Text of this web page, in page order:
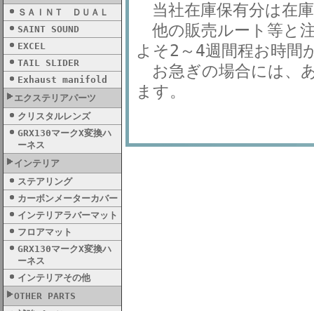
ＳＡＩＮＴ ＤＵＡＬ
SAINT SOUND
EXCEL
TAIL SLIDER
Exhaust manifold
エクステリアパーツ
クリスタルレンズ
GRX130マークX変換ハ
ーネス
インテリア
ステアリング
カーボンメーターカバー
インテリアラバーマット
フロアマット
GRX130マークX変換ハ
ーネス
インテリアその他
OTHER PARTS
当社在庫保有分は在
他の販売ルート等と
よそ2～4週間程お時間
お急ぎの場合には、
ます。